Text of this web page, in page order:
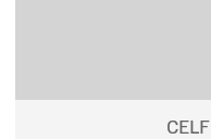
CELF